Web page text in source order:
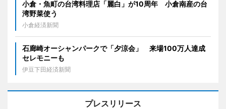
小倉・魚町の台湾料理店「麗白」が10周年 小倉南産の台
湾野菜使う
小倉経済新聞
石廊崎オーシャンパークで「夕涼会」 来場100万人達成
セレモニーも
伊豆下田経済新聞
プレスリリース